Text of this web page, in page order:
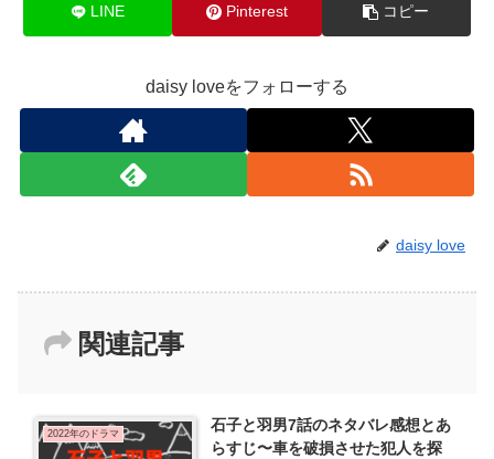
LINE Pinterest コピー
daisy loveをフォローする
daisy love
関連記事
2022年のドラマ
石子と羽男7話のネタバレ感想とあ
らすじ〜車を破損させた犯人を探